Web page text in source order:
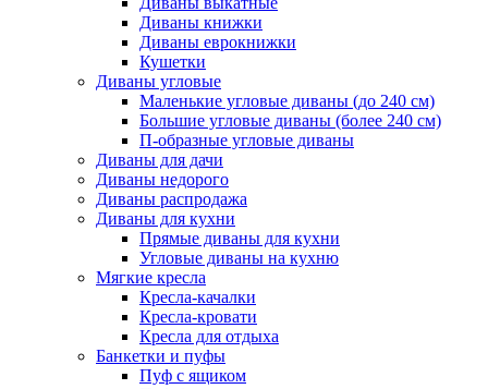
Диваны книжки
Диваны еврокнижки
Кушетки
Диваны угловые
Маленькие угловые диваны (до 240 см)
Большие угловые диваны (более 240 см)
П-образные угловые диваны
Диваны для дачи
Диваны недорого
Диваны распродажа
Диваны для кухни
Прямые диваны для кухни
Угловые диваны на кухню
Мягкие кресла
Кресла-качалки
Кресла-кровати
Кресла для отдыха
Банкетки и пуфы
Пуф с ящиком